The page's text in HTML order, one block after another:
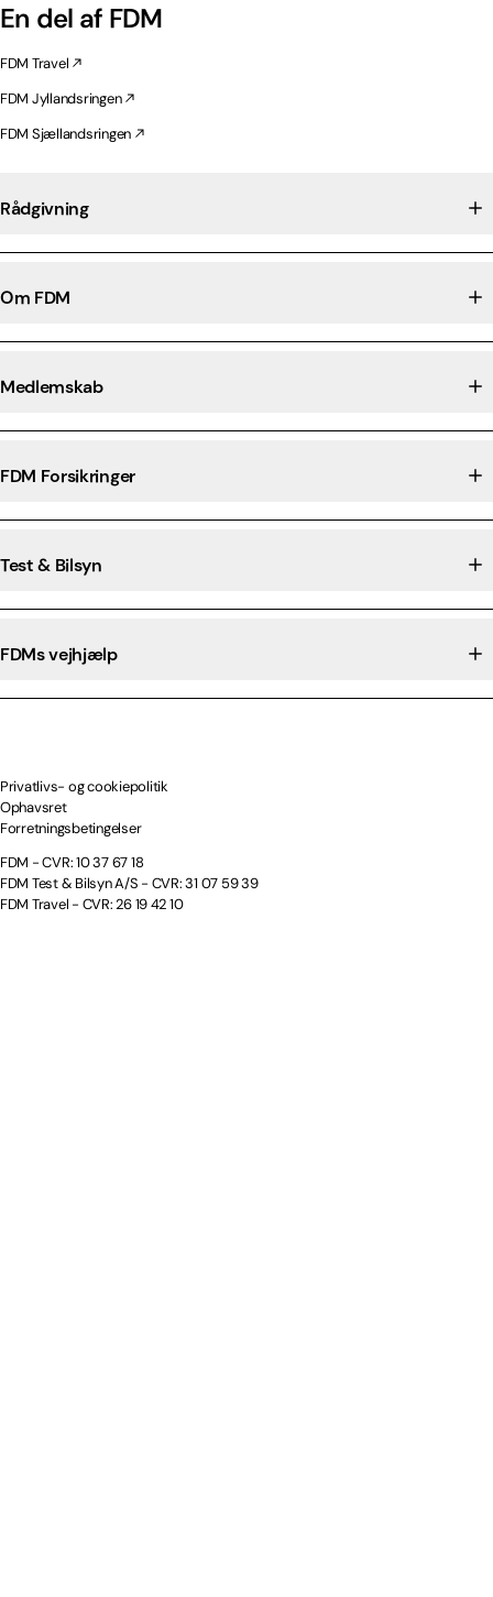
En del af FDM
FDM Travel
FDM Jyllandsringen
FDM Sjællandsringen
Rådgivning
Om FDM
Medlemskab
FDM Forsikringer
Test & Bilsyn
FDMs vejhjælp
Privatlivs- og cookiepolitik
Ophavsret
Forretningsbetingelser
FDM - CVR: 10 37 67 18
FDM Test & Bilsyn A/S - CVR: 31 07 59 39
FDM Travel - CVR: 26 19 42 10